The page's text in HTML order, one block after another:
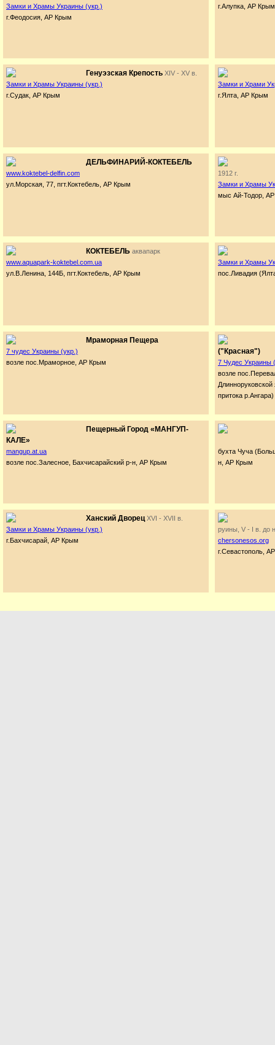
Замки и Храмы Украины (укр.)
г.Феодосия, АР Крым
г.Алупка, АР Крым
Генуэзская Крепость XIV - XV в.
Замки и Храмы Украины (укр.)
г.Судак, АР Крым
Замки и Храми
г.Ялта, АР Крым
ДЕЛЬФИНАРИЙ-КОКТЕБЕЛЬ
www.koktebel-delfin.com
ул.Морская, 77, пгт.Коктебель, АР Крым
1912 г.
Замки и Храмы
мыс Ай-Тодор,
КОКТЕБЕЛЬ аквапарк
www.aquapark-koktebel.com.ua
ул.В.Ленина, 144Б, пгт.Коктебель, АР Крым
Замки и Храмы
пос.Ливадия
Мраморная Пещера
7 чудес Украины (укр.)
возле пос.Мраморное, АР Крым
("Красная")
7 Чудес Украины
возле
притока р.Ангара)
Пещерный Город «МАНГУП-
КАЛЕ»
mangup.at.ua
возле пос.Залесное, Бахчисарайский р-н, АР Крым
бухта Чуча
н, АР Крым
Ханский Дворец XVI - XVII в.
Замки и Храмы Украины (укр.)
г.Бахчисарай, АР Крым
руины, V - I в. до
chersonesos.org
г.Севастополь,